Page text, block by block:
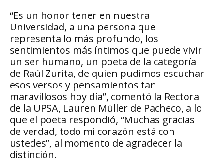
“Es un honor tener en nuestra
Universidad, a una persona que
representa lo más profundo, los
sentimientos más íntimos que puede vivir
un ser humano, un poeta de la categoría
de Raúl Zurita, de quien pudimos escuchar
esos versos y pensamientos tan
maravillosos hoy día”, comentó la Rectora
de la UPSA, Lauren Müller de Pacheco, a lo
que el poeta respondió, “Muchas gracias
de verdad, todo mi corazón está con
ustedes”, al momento de agradecer la
distinción.